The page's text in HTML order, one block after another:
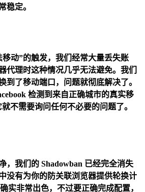
稳定。
移动”的触发，我们经常大量丢失账
代理时这种情况几乎无法避免。我们
到了移动端口，问题就彻底解决了。
检测到来自正确城市的真实移
不需要询问任何不必要的问题了。
，我们的 Shadowban 已经完全消失
没有为你的防关联浏览器提供轮换计
实非常出色，不过要正确完成配置，